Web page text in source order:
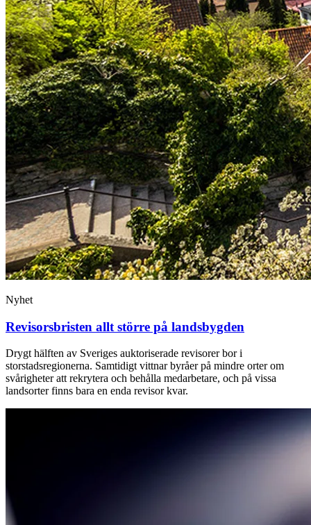
Nyhet
Revisorsbristen allt större på landsbygden
Drygt hälften av Sveriges auktoriserade revisorer bor i
storstadsregionerna. Samtidigt vittnar byråer på mindre orter om
svårigheter att rekrytera och behålla medarbetare, och på vissa
landsorter finns bara en enda revisor kvar.